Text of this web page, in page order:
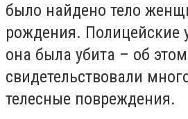
было найдено тело
рождения. Полицейские
она была убита – об этом
свидетельствовали
телесные повреждения.